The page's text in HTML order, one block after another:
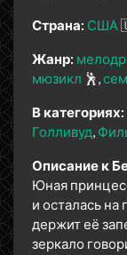
Страна: США
Жанр:
мюзикл 🕺
В категориях:
Голливуд
Описание к
Юная
и осталась
держит её
зеркало